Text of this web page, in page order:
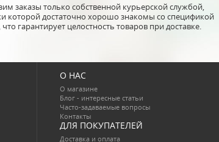
заказы только собственной курьерской службой,
которой достаточно хорошо знакомы со спецификой
что гарантирует целостность товаров при доставке.
О НАС
О магазине
Блог - интересные статьи
Часто-задаваемые вопросы
Контакты
ДЛЯ ПОКУПАТЕЛЕЙ
Доставка и оплата